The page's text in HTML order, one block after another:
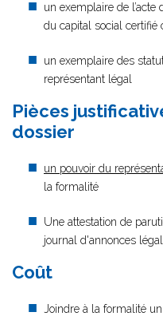
un exemplaire de l’acte
du capital social certifié
un exemplaire des
représentant légal
Pièces
dossier
un pouvoir du
la formalité
Une attestation de
journal d'annonces
Coût
Joindre à la formalité